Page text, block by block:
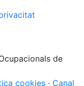
de
cookies · Canal